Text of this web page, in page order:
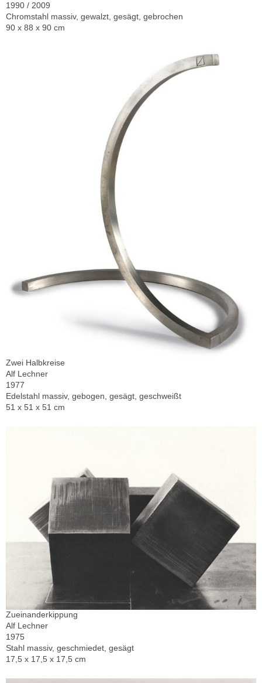
1990 / 2009
Chromstahl massiv, gewalzt, gesägt, gebrochen
90 x 88 x 90 cm
Zwei Halbkreise
Alf Lechner
1977
Edelstahl massiv, gebogen, gesägt, geschweißt
51 x 51 x 51 cm
Zueinanderkippung
Alf Lechner
1975
Stahl massiv, geschmiedet, gesägt
17,5 x 17,5 x 17,5 cm